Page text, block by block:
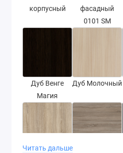
корпусный
фасадный
0101 SM
Дуб Венге
Магия
Дуб Молочный
Читать дальше